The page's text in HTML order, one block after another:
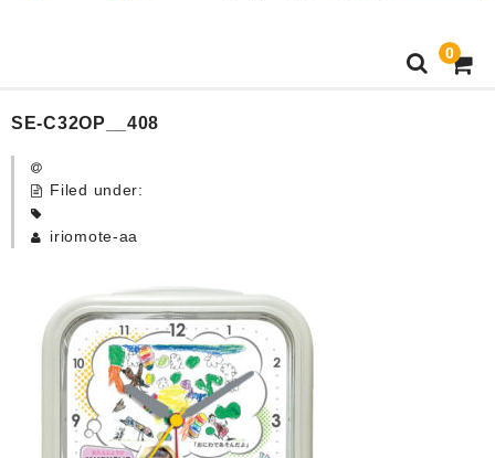
0
HOME
卒園記念品
カード付フォトフレームクロック(集合)
目覚まし時計(集合＋個別)
メロディ時計(集合)
音声時計(集合)
SE-C32OP__408
Filed under:
iriomote-aa